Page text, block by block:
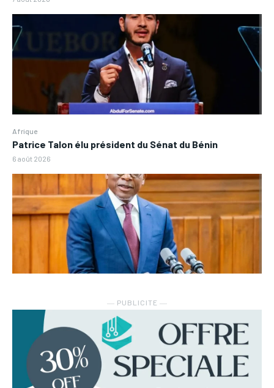
Afrique
Patrice Talon élu président du Sénat du Bénin
6 août 2026
― PUBLICITE ―